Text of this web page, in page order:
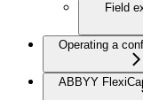
Field
Operating a
ABBYY